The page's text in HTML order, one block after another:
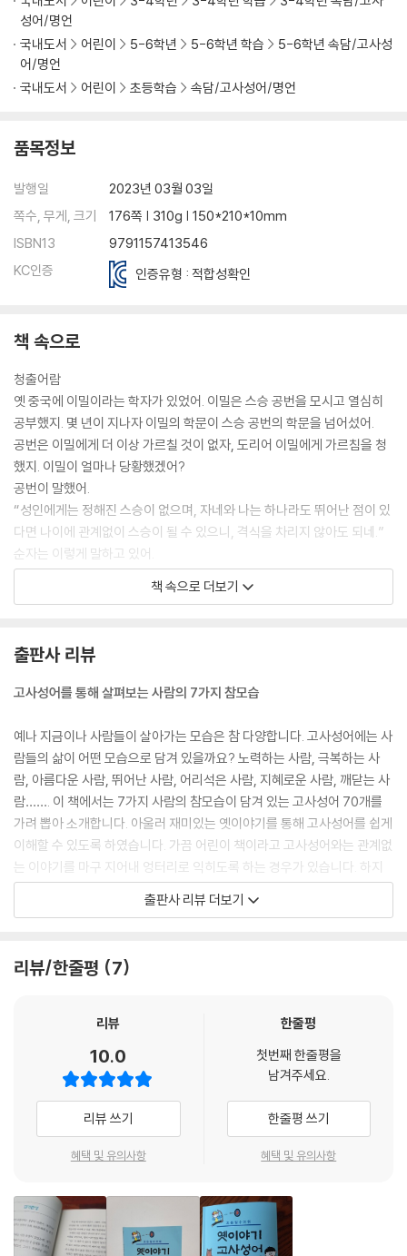
지사지(易地思之)
출어람(靑出於藍)
(木不見睫)
미봉책(彌縫策) | 백년하청(百年河淸) | 사족(蛇足) | 새옹지마(塞翁
之馬)
토사구팽(兎死狗烹) | 호접지몽(胡蝶之夢)
성어/명언
국내도서
어린이 5-6학년 5-6학년 학습
5-6학년 속담/고사성
어/명언
국내도서
어린이 초등학습 속담/고사성어/명언
품목정보
발행일
2023년 03월 03일
쪽수, 무게, 크기
176쪽 | 310g | 150*210*10mm
ISBN13
9791157413546
KC인증
인증유형 : 적합성확인
책 속으로
청출어람
옛 중국에 이밀이라는 학자가 있었어. 이밀은 스승 공번을 모시고 열심히
공부했지. 몇 년이 지나자 이밀의 학문이 스승 공번의 학문을 넘어섰어.
공번은 이밀에게 더 이상 가르칠 것이 없자, 도리어 이밀에게 가르침을 청
했지. 이밀이 얼마나 당황했겠어?
공번이 말했어.
“성인에게는 정해진 스승이 없으며, 자네와 나는 하나라도 뛰어난 점이 있
다면 나이에 관계없이 스승이 될 수 있으니, 격식을 차리지 않아도 되네.”
순자는 이렇게 말하고 있어.
“배움이란 그만둘 수 없는 것이다. 푸른색은 그것을 쪽빛에서 취했지만 쪽
빛보다 푸르고, 얼음은 물이 그렇게 된 것이지만 물보다 차다.”
하는 거지.
공부를 계속하다 보면 스승을 능가하는 제자도 나타날 수 있어. 나아가 스
권학편
청출어람 靑出於藍
靑 푸를 청, 出 날 출, 於 어조사 어, 藍 쪽 람
‘푸른색은 쪽에서 나왔지만 쪽보다 더 푸르다’는 뜻으로, 제자나 후배가 스
승이나 선배보다 나음을 이르는 말.
· 영희는 할아버지에게 거문고를 열심히 배워 청출어람이란 평이 나 있었
다.
螳 사마귀 당, 螂 사마귀 랑, 拒 막을 거, 轍 바퀴 자국 철
· 당랑거철도 유분수지 그런 일에 덤벼들다니.
· 시골에서 농사만 짓던 농부들이 잘 훈련된 군사들을 상대로 싸운다는 것
은 그야말로 당랑거철이었다.
--- p.136~137
책 속으로 더보기
출판사 리뷰
고사성어를 통해 살펴보는 사람의 7가지 참모습
예나 지금이나 사람들이 살아가는 모습은 참 다양합니다. 고사성어에는 사
람들의 삶이 어떤 모습으로 담겨 있을까요? 노력하는 사람, 극복하는 사
람, 아름다운 사람, 뛰어난 사람, 어리석은 사람, 지혜로운 사람, 깨닫는 사
람……. 이 책에서는 7가지 사람의 참모습이 담겨 있는 고사성어 70개를
가려 뽑아 소개합니다. 아울러 재미있는 옛이야기를 통해 고사성어를 쉽게
이해할 수 있도록 하였습니다. 가끔 어린이 책이라고 고사성어와는 관계없
는 이야기를 마구 지어내 엉터리로 익히도록 하는 경우가 있습니다. 하지
만 이 책에서 소개하는 옛이야기는 고사성어가 유래한 원전 내용을 최대한
그대로 전달한 것입니다. 책을 읽는 과정에서 원전 내용을 미리 알아보는
출판사 리뷰 더보기
리뷰/한줄평 7
리뷰
10.0
리뷰 쓰기
혜택 및 유의사항
한줄평
첫번째 한줄평을
남겨주세요.
한줄평 쓰기
혜택 및 유의사항